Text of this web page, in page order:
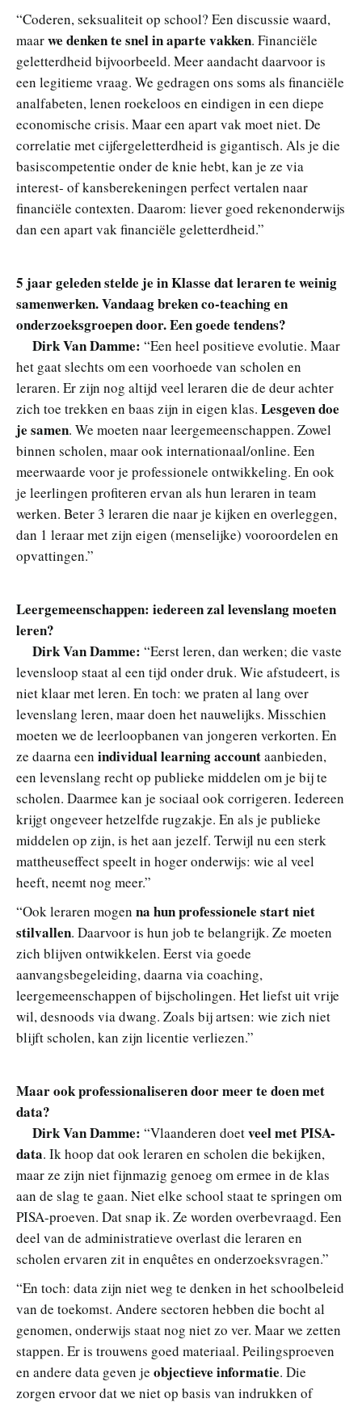
“Coderen, seksualiteit op school? Een discussie waard,
maarwe denken te snel in aparte vakken. Financiële
geletterdheid bijvoorbeeld. Meer aandacht daarvoor is
een legitieme vraag. We gedragen ons soms als financiële
analfabeten, lenen roekeloos en eindigen in een diepe
economische crisis. Maar een apart vak moet niet. De
correlatie met cijfergeletterdheid is gigantisch. Als je die
basiscompetentie onder de knie hebt, kan je ze via
interest- of kansberekeningen perfect vertalen naar
financiële contexten. Daarom: liever goed rekenonderwijs
dan een apart vak financiële geletterdheid.”
5 jaar geleden stelde je in Klasse dat leraren te weinig
samenwerken. Vandaag breken co-teaching en
onderzoeksgroepen door. Een goede tendens?
Dirk Van Damme: “Een heel positieve evolutie. Maar
het gaat slechts om een voorhoede van scholen en
leraren. Er zijn nog altijd veel leraren die de deur achter
zich toe trekken en baas zijn in eigen klas. Lesgeven doe
je samen. We moeten naar leergemeenschappen. Zowel
binnen scholen, maar ook internationaal/online. Een
meerwaarde voor je professionele ontwikkeling. En ook
je leerlingen profiteren ervan als hun leraren in team
werken. Beter 3 leraren die naar je kijken en overleggen,
dan 1 leraar met zijn eigen (menselijke) vooroordelen en
opvattingen.”
Leergemeenschappen: iedereen zal levenslang moeten
leren?
Dirk Van Damme: “Eerst leren, dan werken; die vaste
levensloop staat al een tijd onder druk. Wie afstudeert, is
niet klaar met leren. En toch: we praten al lang over
levenslang leren, maar doen het nauwelijks. Misschien
moeten we de leerloopbanen van jongeren verkorten. En
ze daarna een individual learning accountaanbieden,
een levenslang recht op publieke middelen om je bij te
scholen. Daarmee kan je sociaal ook corrigeren. Iedereen
krijgt ongeveer hetzelfde rugzakje. En als je publieke
middelen op zijn, is het aan jezelf. Terwijl nu een sterk
mattheuseffect speelt in hoger onderwijs: wie al veel
heeft, neemt nog meer.”
“Ook leraren mogen na hun professionele start niet
stilvallen. Daarvoor is hun job te belangrijk. Ze moeten
zich blijven ontwikkelen. Eerst via goede
aanvangsbegeleiding, daarna via coaching,
leergemeenschappen of bijscholingen. Het liefst uit vrije
wil, desnoods via dwang. Zoals bij artsen: wie zich niet
blijft scholen, kan zijn licentie verliezen.”
Maar ook professionaliseren door meer te doen met
data?
Dirk Van Damme: “Vlaanderen doetveel met PISA-
data. Ik hoop dat ook leraren en scholen die bekijken,
maar ze zijn niet fijnmazig genoeg om ermee in de klas
aan de slag te gaan. Niet elke school staat te springen om
PISA-proeven. Dat snap ik. Ze worden overbevraagd. Een
deel van de administratieve overlast die leraren en
scholen ervaren zit in enquêtes en onderzoeksvragen.”
“En toch: data zijn niet weg te denken in het schoolbeleid
van de toekomst. Andere sectoren hebben die bocht al
genomen, onderwijs staat nog niet zo ver. Maar we zetten
stappen. Er is trouwens goed materiaal. Peilingsproeven
en andere data geven je objectieve informatie. Die
zorgen ervoor dat we niet op basis van indrukken of